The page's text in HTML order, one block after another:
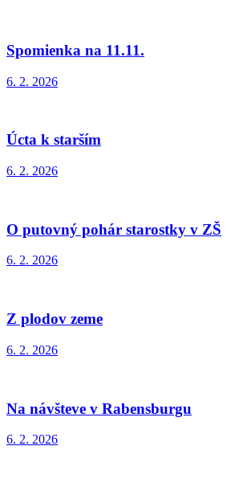
Spomienka na 11.11.
6. 2. 2026
Úcta k starším
6. 2. 2026
O putovný pohár starostky v ZŠ
6. 2. 2026
Z plodov zeme
6. 2. 2026
Na návšteve v Rabensburgu
6. 2. 2026